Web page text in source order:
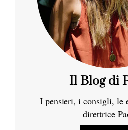
Il Blog di
I pensieri, i consigli, le
direttrice